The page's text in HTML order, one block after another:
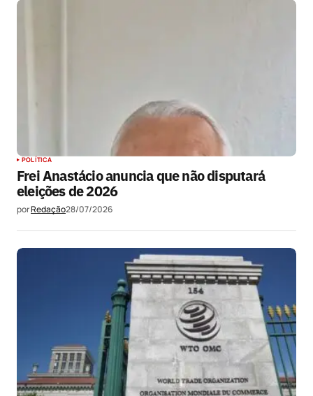
POLÍTICA
Frei Anastácio anuncia que não disputará
eleições de 2026
porRedação28/07/2026